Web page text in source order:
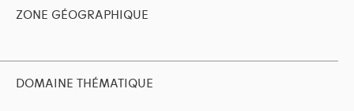
ZONE GÉOGRAPHIQUE
DOMAINE THÉMATIQUE